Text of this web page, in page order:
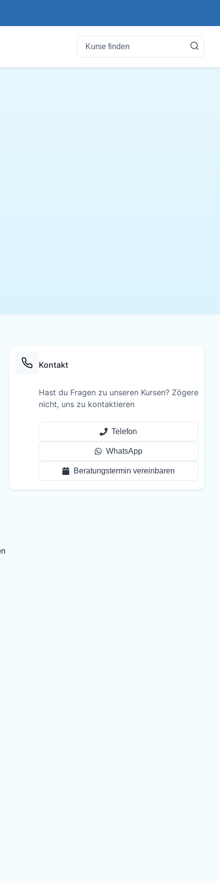
Kontakt
Hast du Fragen zu unseren Kursen? Zögere
nicht, uns zu kontaktieren
Telefon
WhatsApp
Beratungstermin vereinbaren